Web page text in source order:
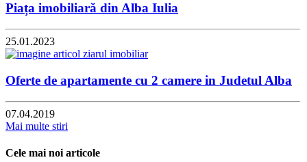
Piața imobiliară din Alba Iulia
25.01.2023
Oferte de apartamente cu 2 camere in Judetul Alba
07.04.2019
Mai multe stiri
Cele mai noi articole